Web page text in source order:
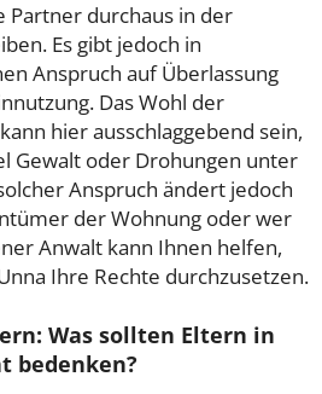
Partner durchaus in der
Es gibt jedoch in
Anspruch auf Überlassung
Das Wohl der
hier ausschlaggebend sein,
Gewalt oder Drohungen unter
Anspruch ändert jedoch
der Wohnung oder wer
Anwalt kann Ihnen helfen,
Ihre Rechte durchzusetzen.
Was sollten Eltern in
bedenken?